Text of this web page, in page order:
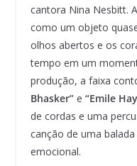
cantora Nina Nesbitt.
como um objeto
olhos abertos e os
tempo em um
produção, a faixa
Bhasker”e “Emile
de cordas e uma
canção de uma
emocional.